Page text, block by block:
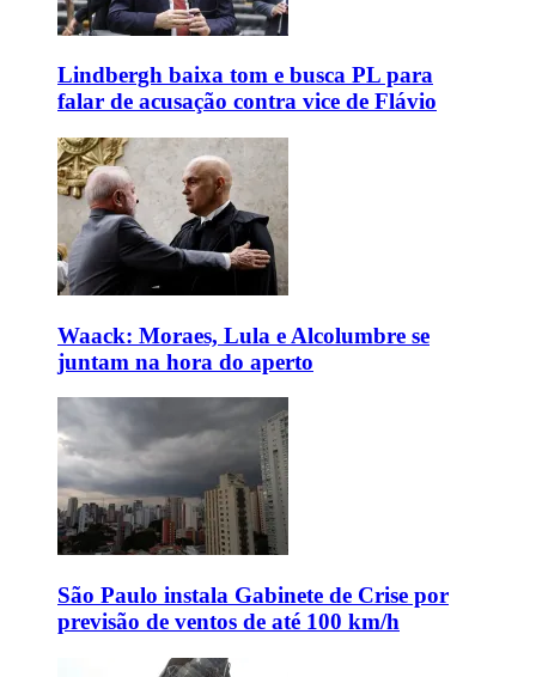
Lindbergh baixa tom e busca PL para
falar de acusação contra vice de Flávio
Waack: Moraes, Lula e Alcolumbre se
juntam na hora do aperto
São Paulo instala Gabinete de Crise por
previsão de ventos de até 100 km/h